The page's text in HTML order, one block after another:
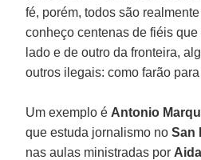
fé, porém, todos são
conheço centenas de fiéis
lado e de outro da fronteira,
outros ilegais: como farão
Um exemplo é Antonio
que estuda jornalismo noSan
nas aulas ministradas por Aida